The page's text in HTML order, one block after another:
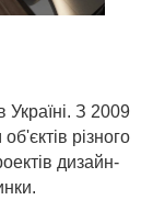
Україні. З 2009
різного
дизайн-